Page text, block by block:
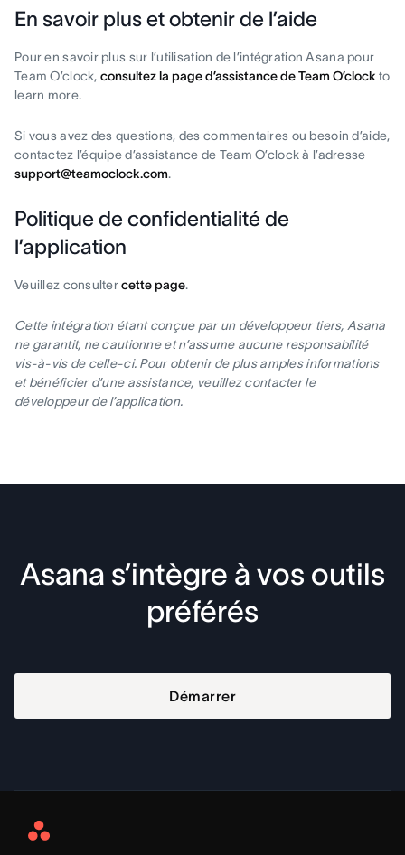
En savoir plus et obtenir de l’aide
Pour en savoir plus sur l’utilisation de l’intégration Asana pour
Team O’clock, consultez la page d’assistance de Team O’clock to
learn more.
Si vous avez des questions, des commentaires ou besoin d’aide,
contactez l’équipe d’assistance de Team O’clock à l’adresse
support@teamoclock.com.
Politique de confidentialité de
l’application
Veuillez consultercette page.
Cette intégration étant conçue par un développeur tiers, Asana
ne garantit, ne cautionne et n’assume aucune responsabilité
vis-à-vis de celle-ci. Pour obtenir de plus amples informations
et bénéficier d’une assistance, veuillez contacter le
développeur de l’application.
Asana s’intègre à vos outils
préférés
Démarrer
Asana